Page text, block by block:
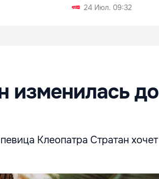
24 Июл. 09:32
изменилась до
Клеопатра Стратан хочет